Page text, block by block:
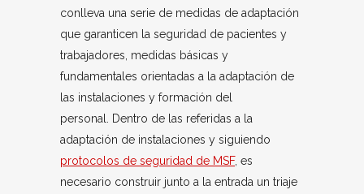
conlleva una serie de medidas de adaptación
que garanticen la seguridad de pacientes y
trabajadores, medidas básicas y
fundamentales orientadas a la adaptación de
las instalaciones y formación del
personal. Dentro de las referidas a la
adaptación de instalaciones y siguiendo
protocolos de seguridad de MSF, es
necesario construir junto a la entrada un triaje